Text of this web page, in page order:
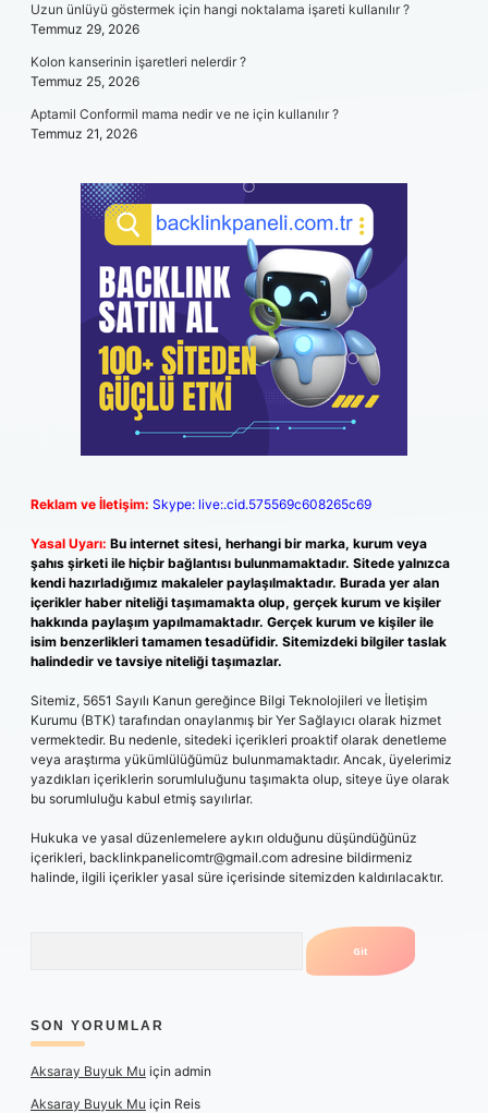
Uzun ünlüyü göstermek için hangi noktalama işareti kullanılır ?
Temmuz 29, 2026
Kolon kanserinin işaretleri nelerdir ?
Temmuz 25, 2026
Aptamil Conformil mama nedir ve ne için kullanılır ?
Temmuz 21, 2026
Reklam ve İletişim: Skype: live:.cid.575569c608265c69
Yasal Uyarı: Bu internet sitesi, herhangi bir marka, kurum veya
şahıs şirketi ile hiçbir bağlantısı bulunmamaktadır. Sitede yalnızca
kendi hazırladığımız makaleler paylaşılmaktadır. Burada yer alan
içerikler haber niteliği taşımamakta olup, gerçek kurum ve kişiler
hakkında paylaşım yapılmamaktadır. Gerçek kurum ve kişiler ile
isim benzerlikleri tamamen tesadüfidir. Sitemizdeki bilgiler taslak
halindedir ve tavsiye niteliği taşımazlar.
Sitemiz, 5651 Sayılı Kanun gereğince Bilgi Teknolojileri ve İletişim
Kurumu (BTK) tarafından onaylanmış bir Yer Sağlayıcı olarak hizmet
vermektedir. Bu nedenle, sitedeki içerikleri proaktif olarak denetleme
veya araştırma yükümlülüğümüz bulunmamaktadır. Ancak, üyelerimiz
yazdıkları içeriklerin sorumluluğunu taşımakta olup, siteye üye olarak
bu sorumluluğu kabul etmiş sayılırlar.
Hukuka ve yasal düzenlemelere aykırı olduğunu düşündüğünüz
içerikleri, backlinkpanelicomtr@gmail.com adresine bildirmeniz
halinde, ilgili içerikler yasal süre içerisinde sitemizden kaldırılacaktır.
SON YORUMLAR
Aksaray Buyuk Mu için admin
Aksaray Buyuk Mu için Reis